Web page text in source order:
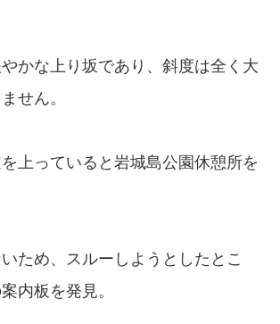
かな上り坂であり、斜度は全く大
せん。
上っていると岩城島公園休憩所を
ため、スルーしようとしたとこ
内板を発見。